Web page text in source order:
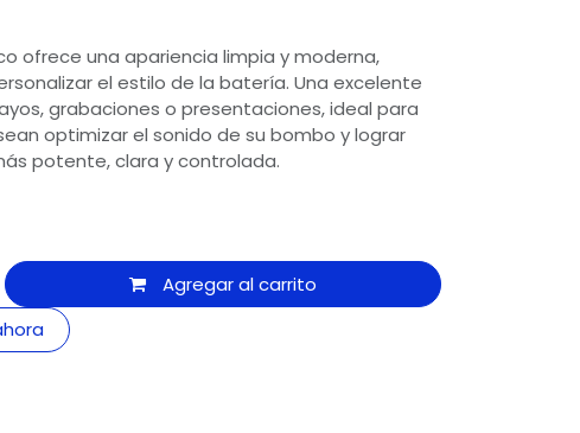
ofrece una apariencia limpia y moderna,
el estilo de la batería. Una excelente
grabaciones o presentaciones, ideal para
optimizar el sonido de su bombo y lograr
potente, clara y controlada.
Agregar al carrito